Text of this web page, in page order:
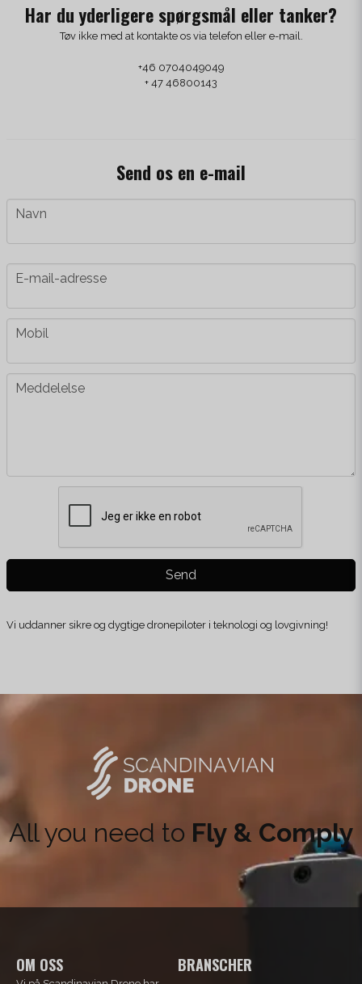
Har du yderligere spørgsmål eller tanker?
Tøv ikke med at kontakte os via telefon eller e-mail.
+46 0704049049
+ 47 46800143
Send os en e-mail
name
Navn
email
E-mail-adresse
phone
Mobil
Meddelelse
Send
Vi uddanner sikre og dygtige dronepiloter i teknologi og lovgivning!
All you need to Fly & Comply
OM OSS BRANSCHER